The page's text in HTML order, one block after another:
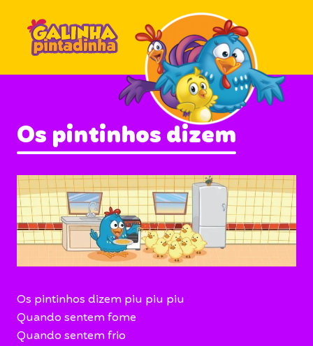
Os pintinhos dizem
Os pintinhos dizem piu piu piu
Quando sentem fome
Quando sentem frio